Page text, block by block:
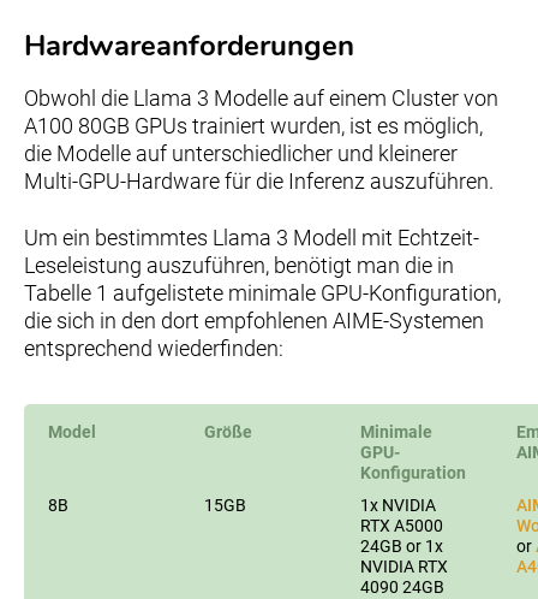
Hardwareanforderungen
Obwohl die Llama 3 Modelle auf einem Cluster von
A100 80GB GPUs trainiert wurden, ist es möglich,
die Modelle auf unterschiedlicher und kleinerer
Multi-GPU-Hardware für die Inferenz auszuführen.
Um ein bestimmtes Llama 3 Modell mit Echtzeit-
Leseleistung auszuführen, benötigt man die in
Tabelle 1 aufgelistete minimale GPU-Konfiguration,
die sich in den dort empfohlenen AIME-Systemen
entsprechend wiederfinden:
Model Größe
Minimale
GPU-
Konfiguration
8B 15GB
1x NVIDIA
RTX A5000
24GB or 1x
NVIDIA RTX
4090 24GB
or